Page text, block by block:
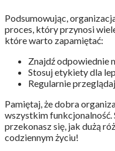
Podsumowując,
proces, który przynosi
które warto zapamiętać:
Znajdź odpowiednie
Stosuj etykiety dla
Regularnie
Pamiętaj, że dobra
wszystkim
przekonasz się, jak dużą
codziennym życiu!